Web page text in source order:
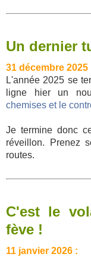
Un dernier
31 décembre 2025
L'année 2025 se
ligne hier un
chemises et le
Je termine donc
réveillon. Prenez
routes.
C'est le
fève !
11 janvier 2026 :